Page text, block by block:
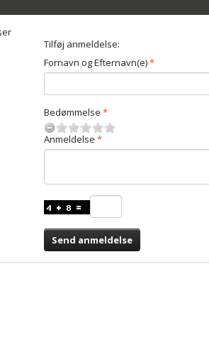
Tilføj anmeldelse:
Fornavn og Efternavn(e)
Bedømmelse
Anmeldelse
Send anmeldelse